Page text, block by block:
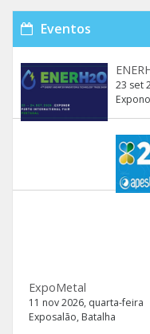
Eventos
23 set
ExpoMetal
11 nov 2026, quarta-feira
Exposalão, Batalha